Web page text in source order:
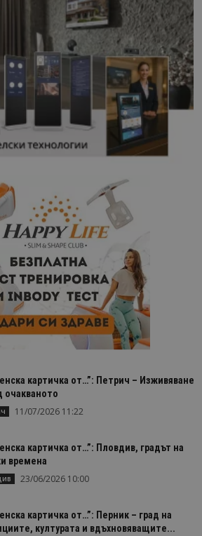
картичка от…”: Петрич – Изживяване
очакваното
11/07/2026 11:22
картичка от…”: Пловдив, градът на
времена
23/06/2026 10:00
картичка от…”: Перник – град на
културата и вдъхновяващите...